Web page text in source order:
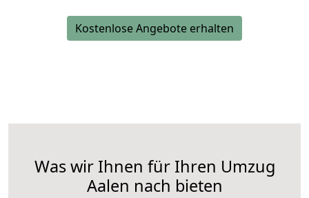
Kostenlose Angebote erhalten
Was wir Ihnen für Ihren Umzug
Aalen nach bieten